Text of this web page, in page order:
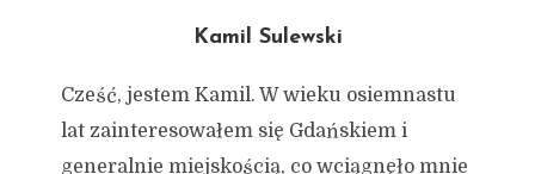
Kamil Sulewski
Cześć, jestem Kamil. W wieku osiemnastu
lat zainteresowałem się Gdańskiem i
generalnie miejskością, co wciągnęło mnie